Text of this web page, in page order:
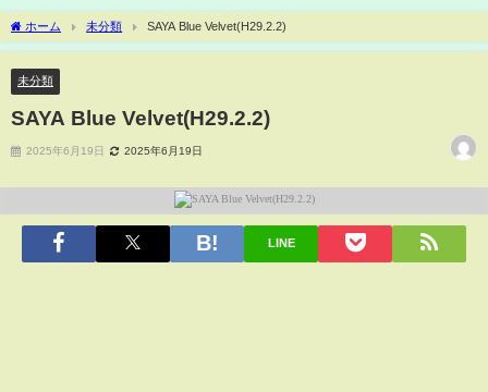
ホーム 未分類 SAYA Blue Velvet(H29.2.2)
未分類
SAYA Blue Velvet(H29.2.2)
2025年6月19日 2025年6月19日
LINE